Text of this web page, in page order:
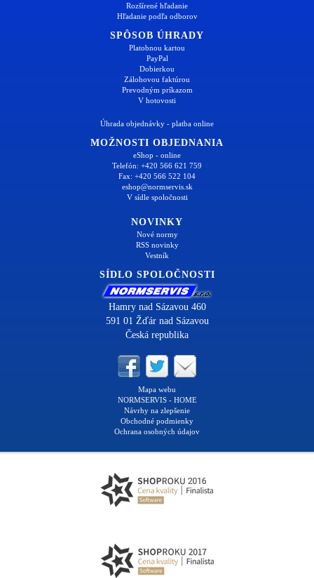
Rozšírené hľadanie
Hľadanie podľa odborov
SPÔSOB ÚHRADY
Platobnou kartou
PayPal
Dobierkou
Zálohovou faktúrou
Prevodným príkazom
V hotovosti
Úhrada objednávky - platba online
MOŽNOSTI OBJEDNANIA
eShop - online
Telefón: +420 566 621 759
Fax: +420 566 522 104
eshop@normservis.sk
V sídle spoločnosti
NOVINKY
Nové normy
RSS novinky
Vestník
SÍDLO SPOLOČNOSTI
Hamry nad Sázavou 460
591 01 Žďár nad Sázavou
Česká republika
Mapa webu
NORMSERVIS - HOME
Návrhy na zlepšenie
Obchodné podmienky
Ochrana osobných údajov